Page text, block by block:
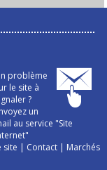
problème
le site à
?
un
au service "Site
site | Contact | Marchés